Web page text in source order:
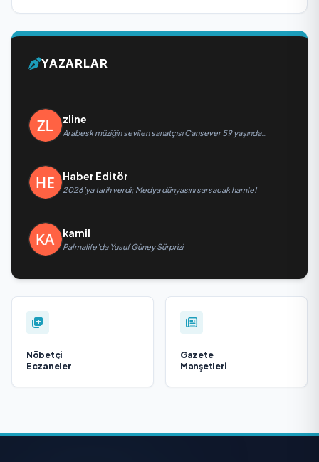
YAZARLAR
zline
Arabesk müziğin sevilen sanatçısı Cansever 59 yaşında
Haber Editör
2026’ya tarih verdi; Medya dünyasını sarsacak hamle!
kamil
Palmalife’da Yusuf Güney Sürprizi
Nöbetçi
Eczaneler
Gazete
Manşetleri